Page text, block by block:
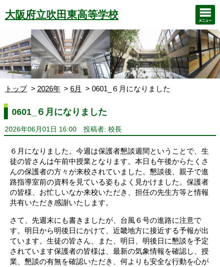
大阪府立吹田東高等学校
トップ 2026年 6月 0601_６月になりました
0601_６月になりました
2026年06月01日 16:00 投稿者: 校長
６月になりました。今週は保護者懇談週間ということで、生
徒の皆さんは午前中授業となります。本日も午後からたくさ
んの保護者の方々が来校されていました。懇談後、親子で進
路指導室前の資料を見ている姿もよく見かけました。保護者
の皆様、お忙しいなか来校いただき、担任の先生方等と情報
共有いただき感謝いたします。
さて、先週末にも書きましたが、台風６号の進路に注意で
す。明日から明後日にかけて、近畿地方に接近する予報が出
ています。生徒の皆さん、また、明日、明後日に懇談を予定
されています保護者の皆様は、最新の気象情報を確認し、授
業、懇談の有無を確認いただき、何よりも安全な行動を心が